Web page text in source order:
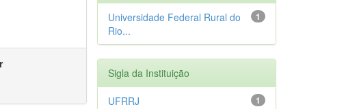
1
Universidade Federal Rural do
Rio...
Sigla da Instituição
1
UFRRJ